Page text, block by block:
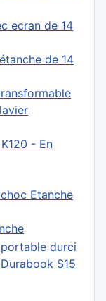
de 14
- En
S15